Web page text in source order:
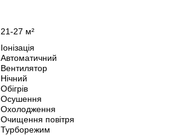
21-27 м²
Іонізація
Автоматичний
Вентилятор
Нічний
Обігрів
Осушення
Охолодження
Очищення повітря
Турборежим